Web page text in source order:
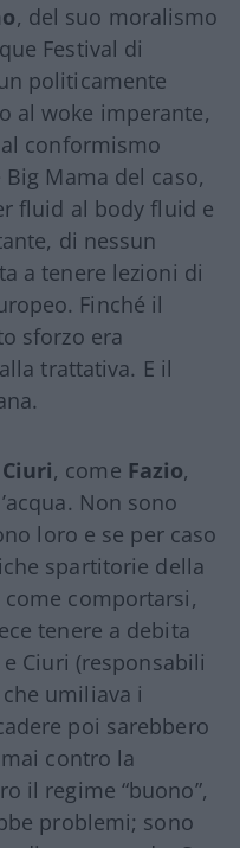
, del suo moralismo
Festival di
politicamente
al woke imperante,
conformismo
Mama del caso,
fluid al body fluid e
di nessun
a tenere lezioni di
Finché il
sforzo era
trattativa. E il
Ciuri, come Fazio,
Non sono
loro e se per caso
spartitorie della
comportarsi,
tenere a debita
Ciuri (responsabili
umiliava i
poi sarebbero
contro la
il regime “buono”,
problemi; sono